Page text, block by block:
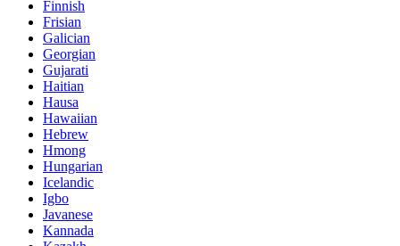
Finnish
Frisian
Galician
Georgian
Gujarati
Haitian
Hausa
Hawaiian
Hebrew
Hmong
Hungarian
Icelandic
Igbo
Javanese
Kannada